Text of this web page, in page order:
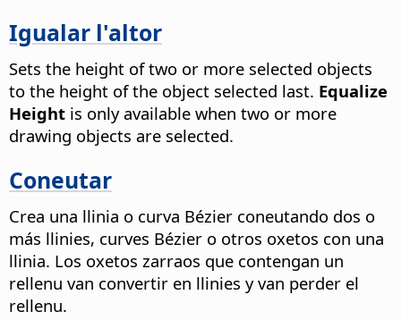
Igualar l'altor
Sets the height of two or more selected objects
to the height of the object selected last. Equalize
Height is only available when two or more
drawing objects are selected.
Coneutar
Crea una llinia o curva Bézier coneutando dos o
más llinies, curves Bézier o otros oxetos con una
llinia. Los oxetos zarraos que contengan un
rellenu van convertir en llinies y van perder el
rellenu.